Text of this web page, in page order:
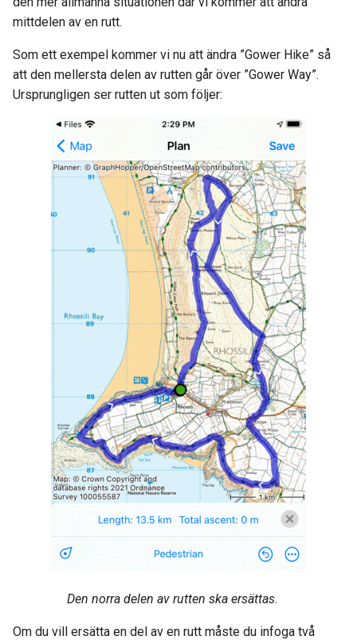
mittdelen av en rutt.
Som ett exempel kommer vi nu att ändra ”Gower Hike” så
att den mellersta delen av rutten går över ”Gower Way”.
Ursprungligen ser rutten ut som följer:
Den norra delen av rutten ska ersättas.
Om du vill ersätta en del av en rutt måste du infoga två